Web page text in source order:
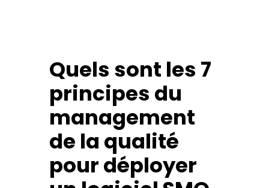
Quels sont les 7
principes du
management
de la qualité
pour déployer